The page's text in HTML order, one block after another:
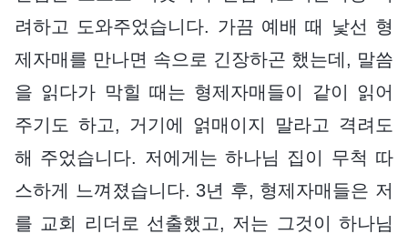
려하고 도와주었습니다. 가끔 예배 때 낯선 형
제자매를 만나면 속으로 긴장하곤 했는데, 말씀
을 읽다가 막힐 때는 형제자매들이 같이 읽어
주기도 하고, 거기에 얽매이지 말라고 격려도
해 주었습니다. 저에게는 하나님 집이 무척 따
스하게 느껴졌습니다. 3년 후, 형제자매들은 저
를 교회 리더로 선출했고, 저는 그것이 하나님